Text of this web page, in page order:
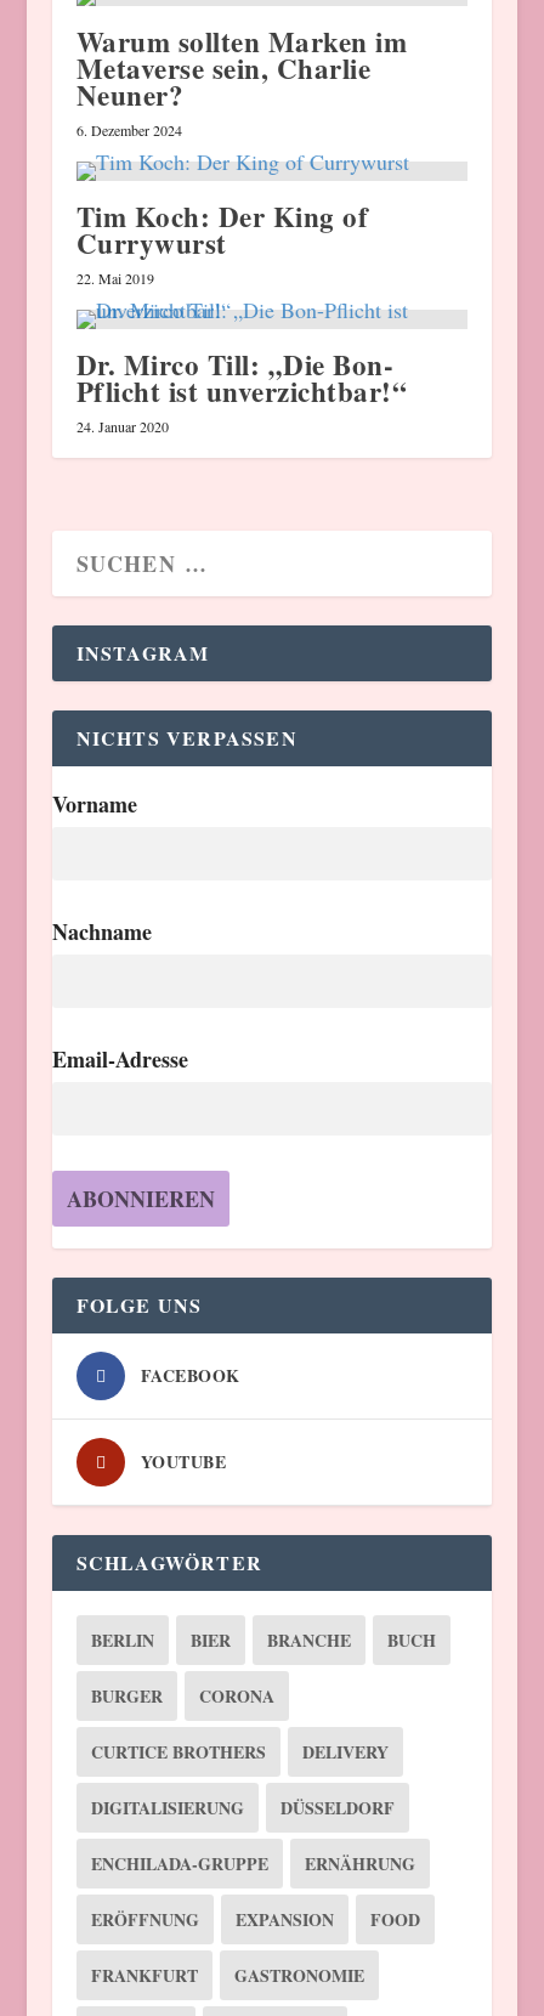
Warum sollten Marken im
Metaverse sein, Charlie
Neuner?
6. Dezember 2024
Tim Koch: Der King of
Currywurst
22. Mai 2019
Dr. Mirco Till: „Die Bon-
Pflicht ist unverzichtbar!“
24. Januar 2020
INSTAGRAM
NICHTS VERPASSEN
Vorname
Nachname
Email-Adresse
FOLGE UNS
FACEBOOK
YOUTUBE
SCHLAGWÖRTER
BERLIN BIER BRANCHE BUCH
BURGER CORONA
CURTICE BROTHERS DELIVERY
DIGITALISIERUNG DÜSSELDORF
ENCHILADA-GRUPPE ERNÄHRUNG
ERÖFFNUNG EXPANSION FOOD
FRANKFURT GASTRONOMIE